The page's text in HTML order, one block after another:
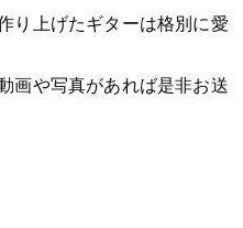
り上げたギターは格別に愛
画や写真があれば是非お送